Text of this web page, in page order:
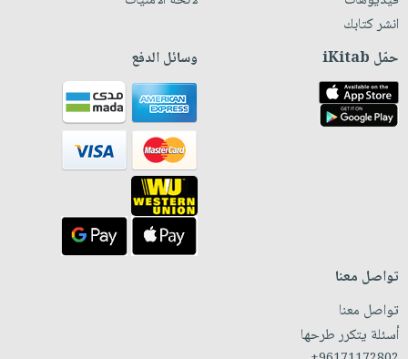
انشر كتابك
حمّل iKitab وسائل الدفع
تواصل معنا
تواصل معنا
أسئلة يتكرر طرحها